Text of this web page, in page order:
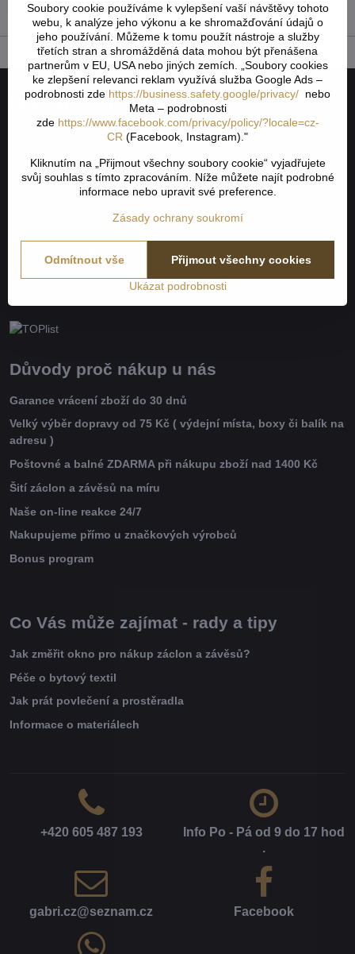
Naše společnost
Jak to všechno začalo
Obchodní podmínky
Odstoupení od smlouvy
GDPR
Důvody proč nákup u nás
Garance vrácení zboží do 30 dnů
Velký výběr dopravy od 75 Kč ( výdejní místa, boxy či balík na
adresu )
Poštovné a balné ZDARMA při nákupu zboží nad 1400 Kč
Šití záclon a závěsů na míru
Naše on-line reakce 24/7
Nakupujeme přímo u značkových výrobců
Bonus program
Co Vás může zajímat - rady a tipy
Jak změřit okno pro nákup záclon a závěsů?
Péče o bytový textil
Jak prát povlečení a prostěradla
Informace o materiálech
+420 605 487 193
Info Po - Pá od 9 do 17 hod​
.
gabri​.cz​@seznam​.cz Facebook
Soubory cookie používáme k vylepšení vaší návštěvy tohoto
webu, k analýze jeho výkonu a ke shromažďování údajů o
jeho používání. Můžeme k tomu použít nástroje a služby
třetích stran a shromážděná data mohou být přenášena
partnerům v EU, USA nebo jiných zemích. „Soubory cookies
ke zlepšení relevanci reklam využívá služba Google Ads –
podrobnosti zde https://business.safety.google/privacy/ nebo
Meta – podrobnosti
zde https://www.facebook.com/privacy/policy/?locale=cz-
CR (Facebook, Instagram)."
Kliknutím na „Přijmout všechny soubory cookie“ vyjadřujete
svůj souhlas s tímto zpracováním. Níže můžete najít podrobné
informace nebo upravit své preference.
Zásady ochrany soukromí
Ukázat podrobnosti
Přijmout všechny cookies
Odmítnout vše